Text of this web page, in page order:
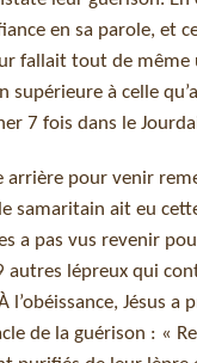
en sa parole, et
fallait tout de même
à celle
7 fois dans le
pour venir
samaritain ait eu
a pas vus revenir
autres lépreux qui
Jésus a
de la guérison : «